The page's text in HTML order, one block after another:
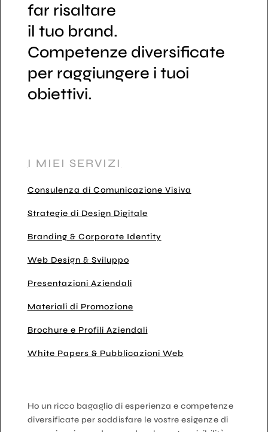
far risaltare
il tuo brand.
Competenze diversificate
per raggiungere i tuoi
obiettivi.
I MIEI SERVIZI
Consulenza di Comunicazione Visiva
Strategie di Design Digitale
Branding & Corporate Identity
Web Design & Sviluppo
Presentazioni Aziendali
Materiali di Promozione
Brochure e Profili Aziendali
White Papers & Pubblicazioni Web
Ho un ricco bagaglio di esperienza e competenze
diversificate per soddisfare le vostre esigenze di